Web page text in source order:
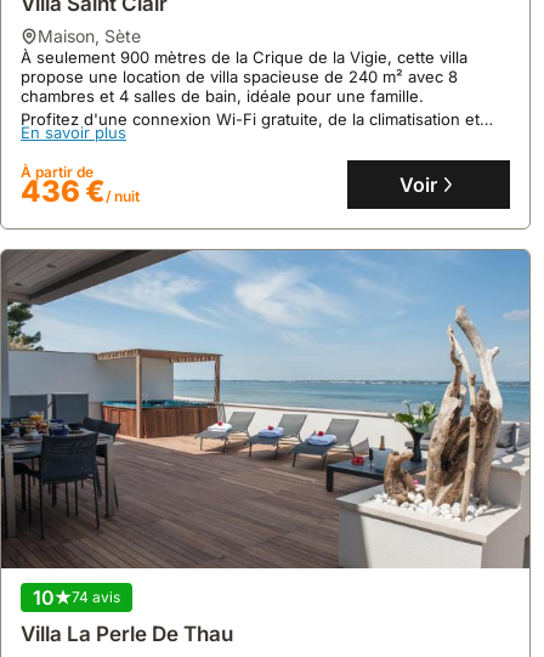
maison, Sète
À seulement 900 mètres de la Crique de la Vigie, cette villa
propose une location de villa spacieuse de 240 m² avec 8
chambres et 4 salles de bain, idéale pour une famille.
Profitez d'une connexion Wi-Fi gratuite, de la climatisation et
d'un parking privé dans cette maison de vacances entièrement
équipée, dotée d'une cuisine, d'une piscine et d'une terrasse.
En savoir plus
À partir de
436 €/ nuit Voir
10 74 avis
Villa La Perle De Thau